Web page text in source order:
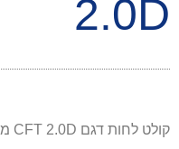
2.0D
קולט לחות דגם CFT 2.0D מבית Parkoo.